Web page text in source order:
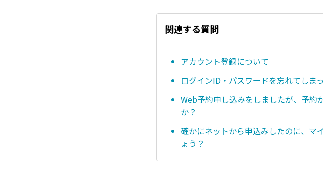
関連する質問
アカウント登録について
ログインID・パスワードを忘れてしま
Web予約申し込みをしましたが、予約
か？
確かにネットから申込みしたのに、マ
ょう？